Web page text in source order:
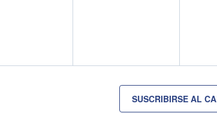
SUSCRIBIRSE AL